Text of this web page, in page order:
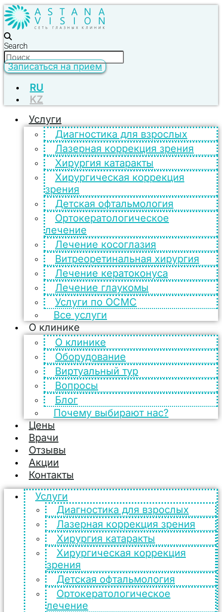
Search
Записаться на прием
RU
KZ
Услуги
Диагностика для взрослых
Лазерная коррекция зрения
Хирургия катаракты
Хирургическая коррекция
зрения
Детская офтальмология
Ортокератологическое
лечение
Лечение косоглазия
Витреоретинальная хирургия
Лечение кератоконуса
Лечение глаукомы
Услуги по ОСМС
Все услуги
О клинике
О клинике
Оборудование
Виртуальный тур
Вопросы
Блог
Почему выбирают нас?
Цены
Врачи
Отзывы
Акции
Контакты
Услуги
Диагностика для взрослых
Лазерная коррекция зрения
Хирургия катаракты
Хирургическая коррекция
зрения
Детская офтальмология
Ортокератологическое
лечение